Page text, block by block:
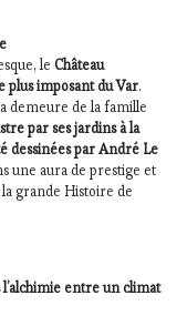
leChâteau
plus imposant du Var.
demeure de la famille
par ses jardins à la
dessinées par André Le
une aura de prestige et
grande Histoire de
l’alchimie entre un climat